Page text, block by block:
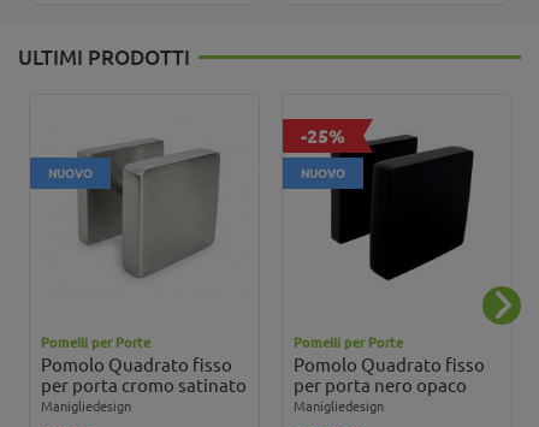
ULTIMI PRODOTTI
NUOVO
Pomelli per Porte
Pomolo Quadrato fisso
per porta cromo satinato
Manigliedesign
-25%
NUOVO
Pomelli per Porte
Pomolo Quadrato fisso
per porta nero opaco
Manigliedesign